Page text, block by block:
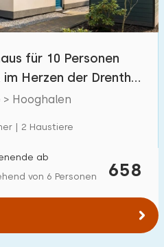
für 10 Personen
Herzen der Drenthe
Hooghalen
| 2 Haustiere
658
ab
von 6 Personen